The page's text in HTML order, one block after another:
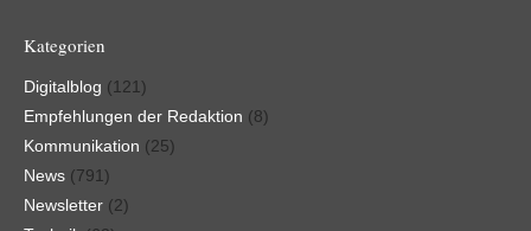
Kategorien
Digitalblog (121)
Empfehlungen der Redaktion (8)
Kommunikation (25)
News (791)
Newsletter (2)